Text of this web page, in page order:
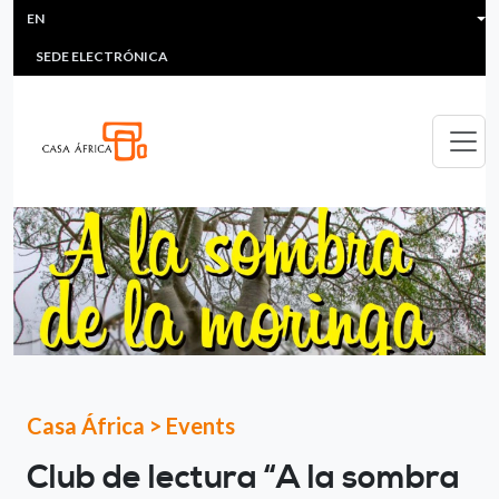
Skip to main content
HEADER MENU
MULTIMEDIA
SEDE ELECTRÓNICA
EN
Casa África > Events
Club de lectura “A la sombra